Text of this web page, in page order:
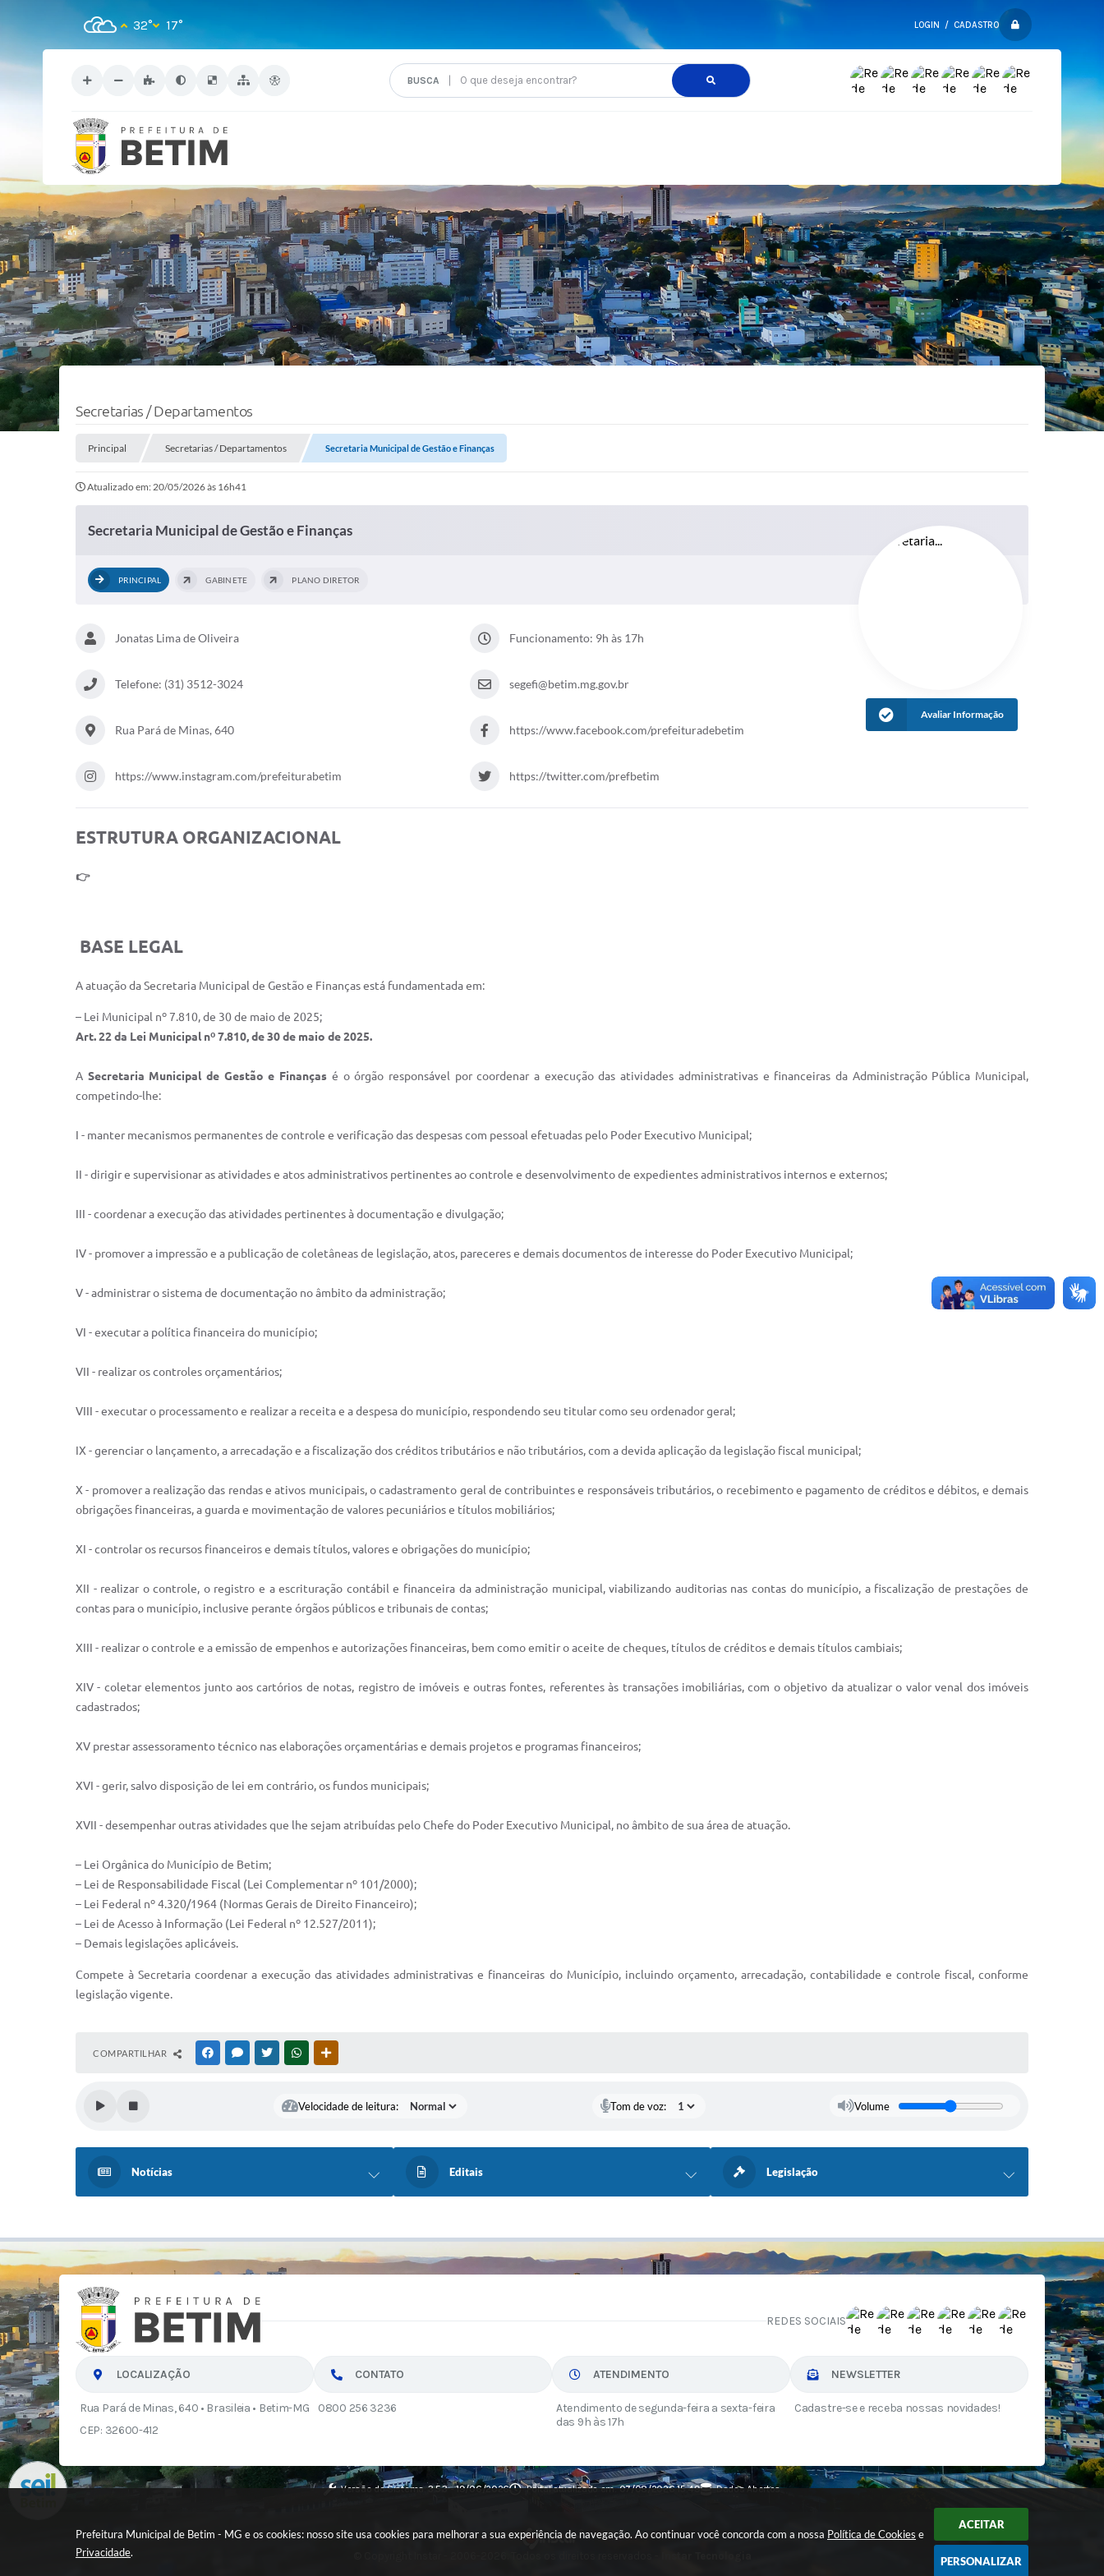
Prefeitura Municipal de Betim - MG e os cookies: nosso site usa cookies para melhorar a sua experiência de navegação. Ao continuar você concorda com a nossa Política de Cookies e
Privacidade.
ACEITAR
PERSONALIZAR
LOGIN / CADASTRO
O que deseja encontrar?
32° 17°
Secretarias / Departamentos
Principal Secretarias / Departamentos Secretaria Municipal de Gestão e Finanças
Atualizado em: 20/05/2026 às 16h41
Secretaria Municipal de Gestão e Finanças
PRINCIPAL GABINETE PLANO DIRETOR
Jonatas Lima de Oliveira Funcionamento: 9h às 17h
Telefone: (31) 3512-3024 segefi@betim.mg.gov.br
Rua Pará de Minas, 640 https://www.facebook.com/prefeituradebetim
https://www.instagram.com/prefeiturabetim https://twitter.com/prefbetim
Avaliar Informação
ESTRUTURA ORGANIZACIONAL
👉
BASE LEGAL
A atuação da Secretaria Municipal de Gestão e Finanças está fundamentada em:
– Lei Municipal nº 7.810, de 30 de maio de 2025;
Art. 22 da Lei Municipal nº 7.810, de 30 de maio de 2025.
A Secretaria Municipal de Gestão e Finanças é o órgão responsável por coordenar a execução das atividades administrativas e financeiras da Administração Pública Municipal,
competindo-lhe:
I - manter mecanismos permanentes de controle e verificação das despesas com pessoal efetuadas pelo Poder Executivo Municipal;
II - dirigir e supervisionar as atividades e atos administrativos pertinentes ao controle e desenvolvimento de expedientes administrativos internos e externos;
III - coordenar a execução das atividades pertinentes à documentação e divulgação;
IV - promover a impressão e a publicação de coletâneas de legislação, atos, pareceres e demais documentos de interesse do Poder Executivo Municipal;
V - administrar o sistema de documentação no âmbito da administração;
VI - executar a política financeira do município;
VII - realizar os controles orçamentários;
VIII - executar o processamento e realizar a receita e a despesa do município, respondendo seu titular como seu ordenador geral;
IX - gerenciar o lançamento, a arrecadação e a fiscalização dos créditos tributários e não tributários, com a devida aplicação da legislação fiscal municipal;
X - promover a realização das rendas e ativos municipais, o cadastramento geral de contribuintes e responsáveis tributários, o recebimento e pagamento de créditos e débitos, e demais
obrigações financeiras, a guarda e movimentação de valores pecuniários e títulos mobiliários;
XI - controlar os recursos financeiros e demais títulos, valores e obrigações do município;
XII - realizar o controle, o registro e a escrituração contábil e financeira da administração municipal, viabilizando auditorias nas contas do município, a fiscalização de prestações de
contas para o município, inclusive perante órgãos públicos e tribunais de contas;
XIII - realizar o controle e a emissão de empenhos e autorizações financeiras, bem como emitir o aceite de cheques, títulos de créditos e demais títulos cambiais;
XIV - coletar elementos junto aos cartórios de notas, registro de imóveis e outras fontes, referentes às transações imobiliárias, com o objetivo da atualizar o valor venal dos imóveis
cadastrados;
XV prestar assessoramento técnico nas elaborações orçamentárias e demais projetos e programas financeiros;
XVI - gerir, salvo disposição de lei em contrário, os fundos municipais;
XVII - desempenhar outras atividades que lhe sejam atribuídas pelo Chefe do Poder Executivo Municipal, no âmbito de sua área de atuação.
– Lei Orgânica do Município de Betim;
– Lei de Responsabilidade Fiscal (Lei Complementar nº 101/2000);
– Lei Federal nº 4.320/1964 (Normas Gerais de Direito Financeiro);
– Lei de Acesso à Informação (Lei Federal nº 12.527/2011);
– Demais legislações aplicáveis.
Compete à Secretaria coordenar a execução das atividades administrativas e financeiras do Município, incluindo orçamento, arrecadação, contabilidade e controle fiscal, conforme
legislação vigente.
COMPARTILHAR FACEBOOKMESSENGER
TWITTERWHATSAPP
Velocidade de leitura: Tom de voz: Volume
Notícias Editais Legislação
REDES SOCIAIS
LOCALIZAÇÃO
Rua Pará de Minas, 640 • Brasileia • Betim-MG
CEP: 32600-412
CONTATO
0800 256 3236
ATENDIMENTO
Atendimento de segunda-feira a sexta-feira
das 9h às 17h
NEWSLETTER
Cadastre-se e receba nossas novidades!
Versão do Sistema:3.5.3 - 19/06/2026 Portal atualizado em:07/08/2026 15:49 Dados Abertos